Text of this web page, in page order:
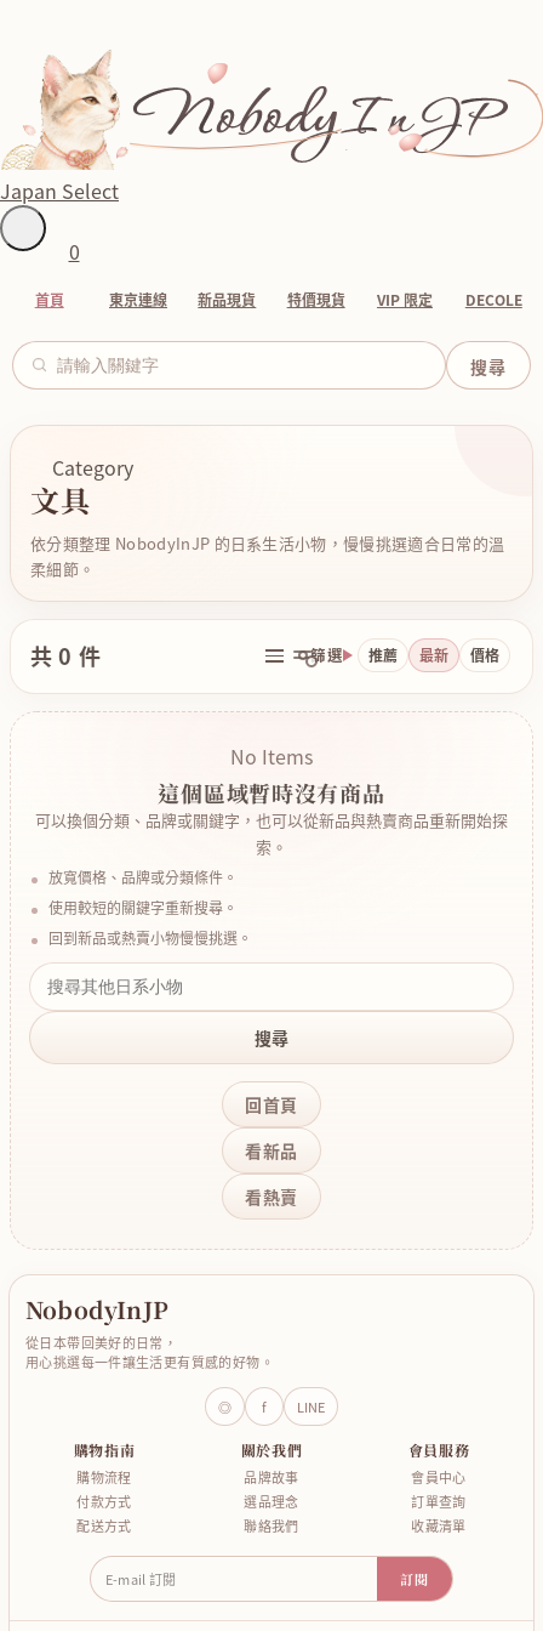
Japan Select
0
首頁 東京連線 新品現貨 特價現貨 VIP 限定 DECOLE
Category
文具
依分類整理 NobodyInJP 的日系生活小物，慢慢挑選適合日常的溫
柔細節。
共 0 件 篩選 推薦 最新 價格
No Items
這個區域暫時沒有商品
可以換個分類、品牌或關鍵字，也可以從新品與熱賣商品重新開始探
索。
放寬價格、品牌或分類條件。
使用較短的關鍵字重新搜尋。
回到新品或熱賣小物慢慢挑選。
搜尋
回首頁
看新品
看熱賣
NobodyInJP
從日本帶回美好的日常，
用心挑選每一件讓生活更有質感的好物。
◎ f LINE
購物指南
購物流程
付款方式
配送方式
關於我們
品牌故事
選品理念
聯絡我們
會員服務
會員中心
訂單查詢
收藏清單
E-mail 訂閱 訂閱